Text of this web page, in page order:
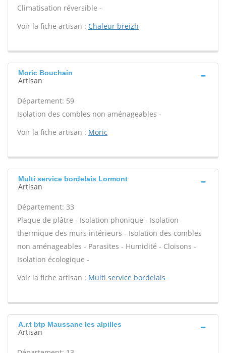
Climatisation réversible -
Voir la fiche artisan : Chaleur breizh
Moric Bouchain
Artisan
Département: 59
Isolation des combles non aménageables -
Voir la fiche artisan : Moric
Multi service bordelais Lormont
Artisan
Département: 33
Plaque de plâtre - Isolation phonique - Isolation
thermique des murs intérieurs - Isolation des combles
non aménageables - Parasites - Humidité - Cloisons -
Isolation écologique -
Voir la fiche artisan : Multi service bordelais
A.r.t btp Maussane les alpilles
Artisan